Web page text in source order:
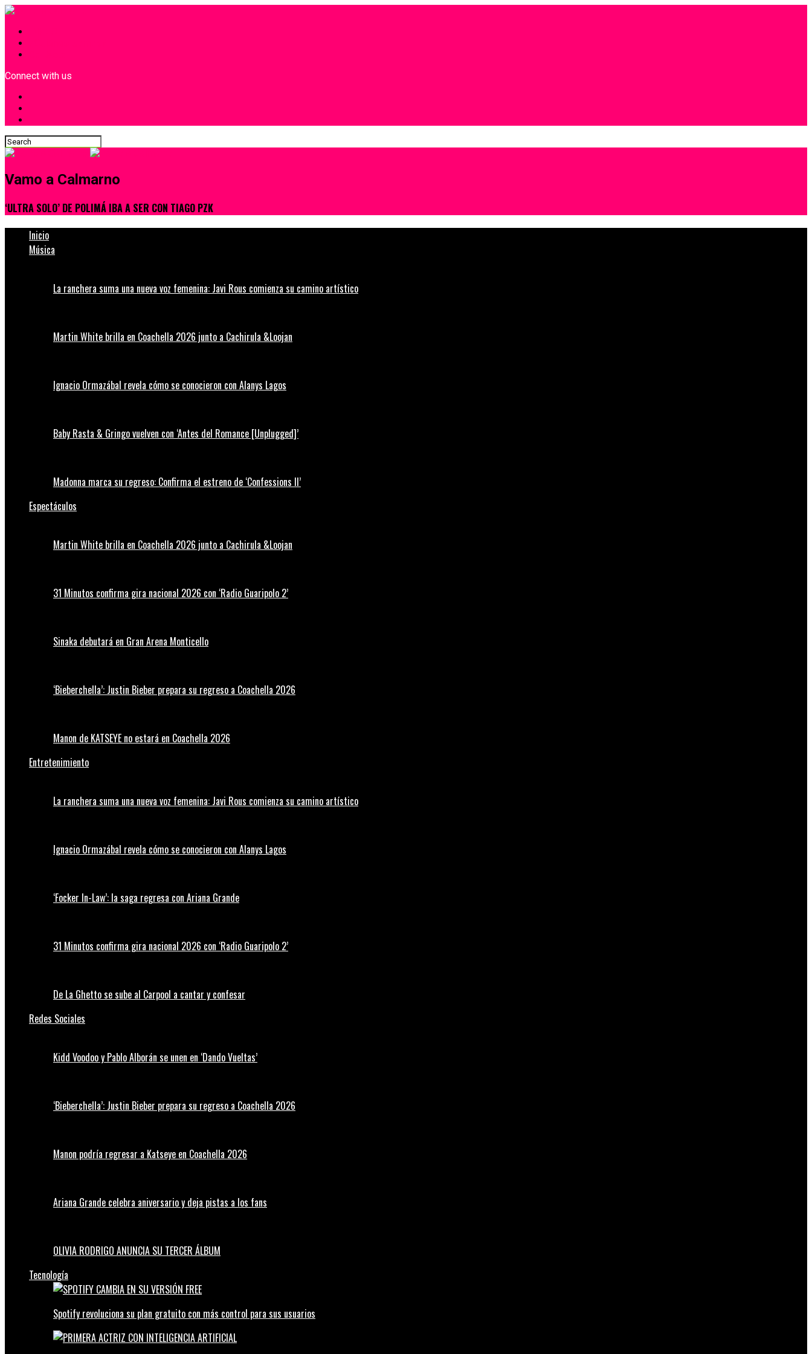
Connect with us
Vamo a Calmarno
‘ULTRA SOLO’ DE POLIMÁ IBA A SER CON TIAGO PZK
Inicio
Música
La ranchera suma una nueva voz femenina: Javi Rous comienza su camino artístico
Martin White brilla en Coachella 2026 junto a Cachirula &Loojan
Ignacio Ormazábal revela cómo se conocieron con Alanys Lagos
Baby Rasta & Gringo vuelven con ‘Antes del Romance [Unplugged]’
Madonna marca su regreso: Confirma el estreno de ‘Confessions II’
Espectáculos
Martin White brilla en Coachella 2026 junto a Cachirula &Loojan
31 Minutos confirma gira nacional 2026 con ‘Radio Guaripolo 2’
Sinaka debutará en Gran Arena Monticello
‘Bieberchella’: Justin Bieber prepara su regreso a Coachella 2026
Manon de KATSEYE no estará en Coachella 2026
Entretenimiento
La ranchera suma una nueva voz femenina: Javi Rous comienza su camino artístico
Ignacio Ormazábal revela cómo se conocieron con Alanys Lagos
‘Focker In-Law’: la saga regresa con Ariana Grande
31 Minutos confirma gira nacional 2026 con ‘Radio Guaripolo 2’
De La Ghetto se sube al Carpool a cantar y confesar
Redes Sociales
Kidd Voodoo y Pablo Alborán se unen en ‘Dando Vueltas’
‘Bieberchella’: Justin Bieber prepara su regreso a Coachella 2026
Manon podría regresar a Katseye en Coachella 2026
Ariana Grande celebra aniversario y deja pistas a los fans
OLIVIA RODRIGO ANUNCIA SU TERCER ÁLBUM
Tecnología
Spotify revoluciona su plan gratuito con más control para sus usuarios